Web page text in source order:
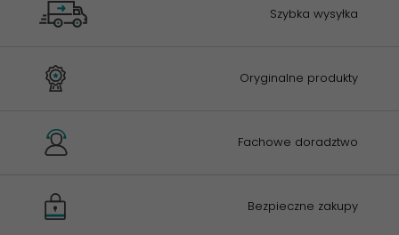
Szybka wysyłka
Oryginalne produkty
Fachowe doradztwo
Bezpieczne zakupy